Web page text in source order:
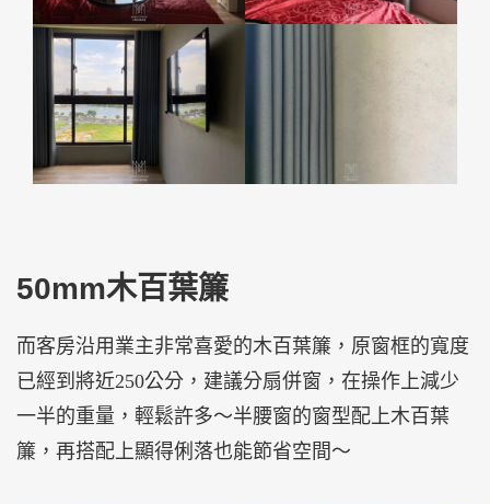
50mm木百葉簾
而客房沿用業主非常喜愛的木百葉簾，原窗框的寬度
已經到將近250公分，建議分扇併窗，在操作上減少
一半的重量，輕鬆許多～半腰窗的窗型配上木百葉
簾，再搭配上顯得俐落也能節省空間～